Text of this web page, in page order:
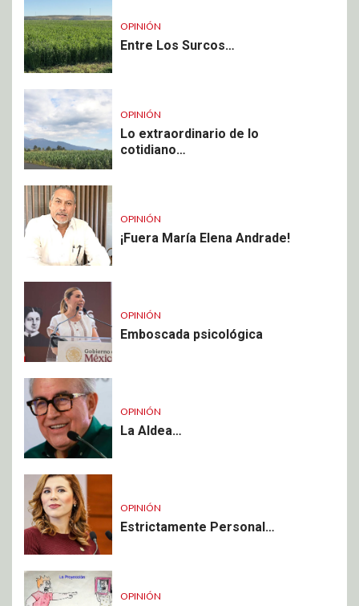
OPINIÓN
Entre Los Surcos…
OPINIÓN
Lo extraordinario de lo
cotidiano…
OPINIÓN
¡Fuera María Elena Andrade!
OPINIÓN
Emboscada psicológica
OPINIÓN
La Aldea…
OPINIÓN
Estrictamente Personal…
OPINIÓN